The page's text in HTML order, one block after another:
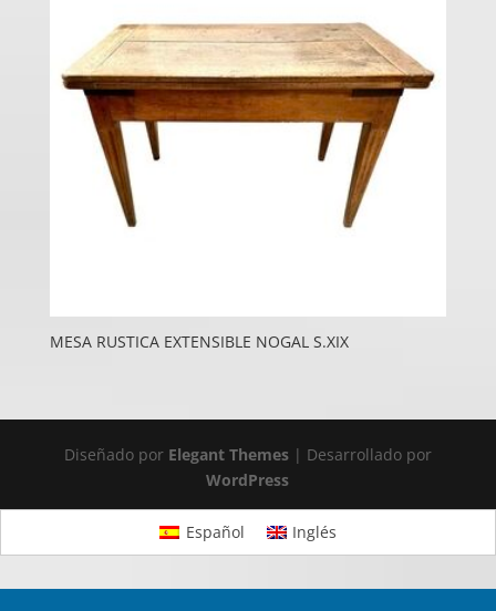
MESA RUSTICA EXTENSIBLE NOGAL S.XIX
Diseñado por Elegant Themes| Desarrollado por
WordPress
Español Inglés